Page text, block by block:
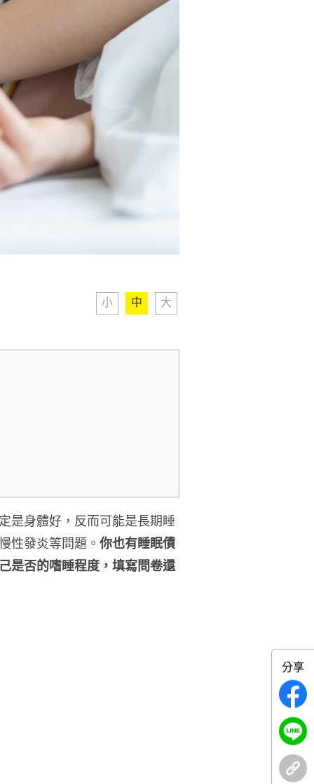
小 中 大
是身體好，反而可能是長期睡
性發炎等問題。 你也有睡眠債
是否的嗜睡程度，填寫問卷還
分享